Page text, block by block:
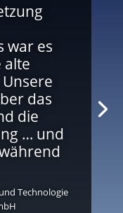
war es
alte
das
die
… und
Technologie